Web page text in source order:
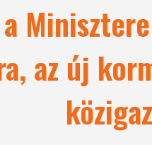
a
az új